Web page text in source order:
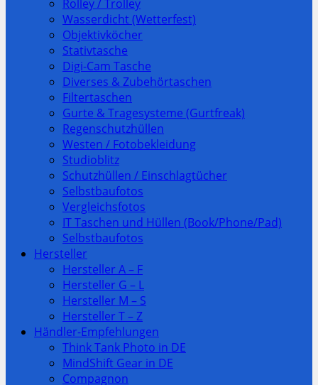
Rolley / Trolley
Wasserdicht (Wetterfest)
Objektivköcher
Stativtasche
Digi-Cam Tasche
Diverses & Zubehörtaschen
Filtertaschen
Gurte & Tragesysteme (Gurtfreak)
Regenschutzhüllen
Westen / Fotobekleidung
Studioblitz
Schutzhüllen / Einschlagtücher
Selbstbaufotos
Vergleichsfotos
IT Taschen und Hüllen (Book/Phone/Pad)
Selbstbaufotos
Hersteller
Hersteller A – F
Hersteller G – L
Hersteller M – S
Hersteller T – Z
Händler-Empfehlungen
Think Tank Photo in DE
MindShift Gear in DE
Compagnon